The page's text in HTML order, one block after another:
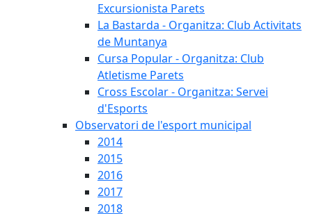
Excursionista Parets
La Bastarda - Organitza: Club Activitats
de Muntanya
Cursa Popular - Organitza: Club
Atletisme Parets
Cross Escolar - Organitza: Servei
d'Esports
Observatori de l'esport municipal
2014
2015
2016
2017
2018